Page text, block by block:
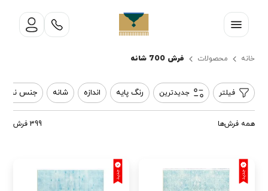
خانه محصولات فرش 700 شانه
فیلتر جدیدترین رنگ پایه اندازه شانه جنس نخ
همه فرش‌ها 399 فرش